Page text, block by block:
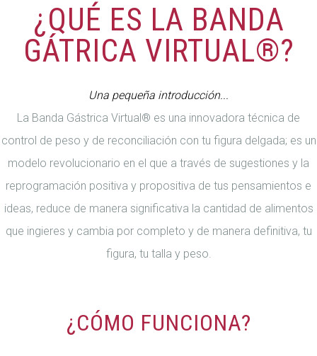
¿QUÉ ES LA BANDA
GÁTRICA VIRTUAL®?
Una pequeña introducción...
La Banda Gástrica Virtual® es una innovadora técnica de
control de peso y de reconciliación con tu figura delgada; es un
modelo revolucionario en el que a través de sugestiones y la
reprogramación positiva y propositiva de tus pensamientos e
ideas, reduce de manera significativa la cantidad de alimentos
que ingieres y cambia por completo y de manera definitiva, tu
figura, tu talla y peso.
¿CÓMO FUNCIONA?